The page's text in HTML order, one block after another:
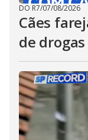
DO R7/07/08/2026
Cães
de